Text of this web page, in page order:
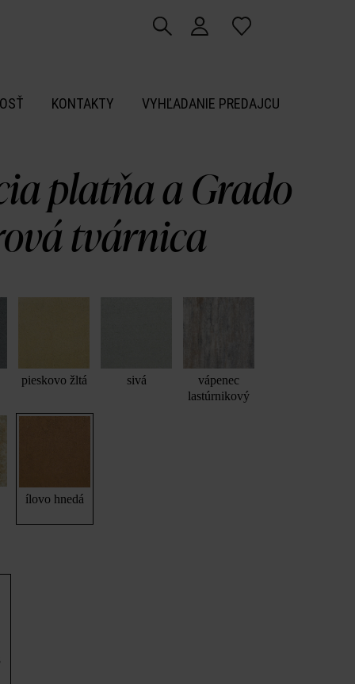
KONTAKTY VYHĽADANIE PREDAJCU
platňa a Grado
tvárnica
pieskovo žltá sivá
vápenec
lastúrnikový
ílovo hnedá